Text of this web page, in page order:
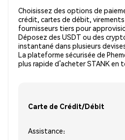
Choisissez des options de
crédit, cartes de débit,
fournisseurs tiers pour
Déposez des USDT ou des
instantané dans plusieurs
La plateforme sécurisée de
plus rapide d’acheter STANK
Carte de Crédit/Débit
Assistance: